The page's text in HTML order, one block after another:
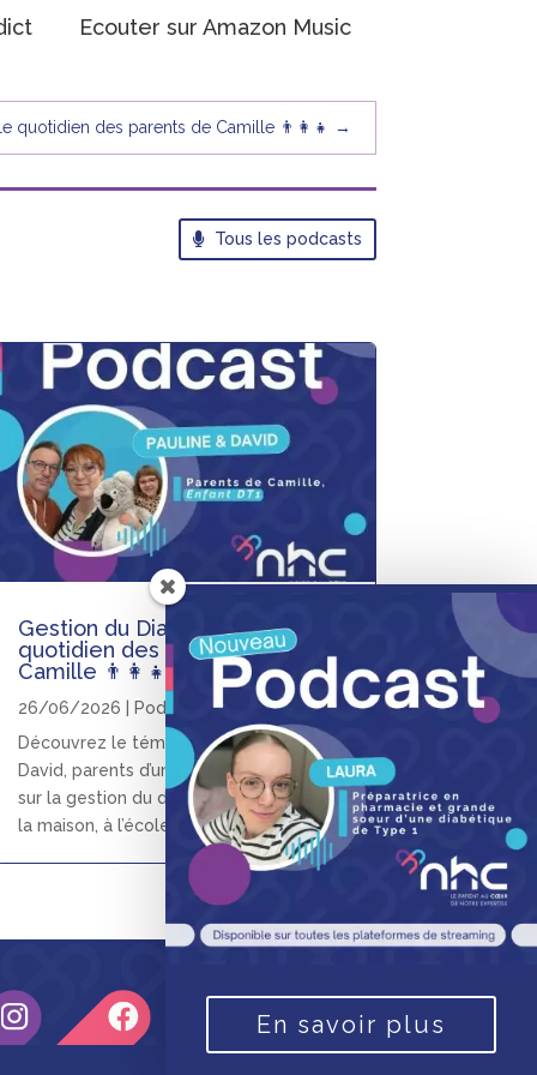
Ecouter sur Amazon Music
quotidien des parents de Camille 👨‍👩‍👧 →
Tous les podcasts
Gestion du Diabète : le
quotidien des parents de
Camille 👨‍👩‍👧
26/06/2026
Podcasts
Découvrez le témoignage de Pauline et
David, parents d’une enfant diabétique,
sur la gestion du diabète au quotidien, à
la maison, à l’école et en famille.
En savoir plus